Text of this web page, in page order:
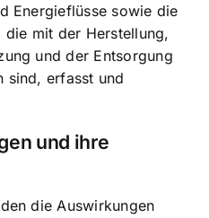
Energieflüsse sowie die
die mit der Herstellung,
und der Entsorgung
sind, erfasst und
und ihre
die Auswirkungen